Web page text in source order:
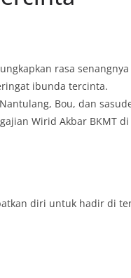
rasa
ibunda tercinta.
Bou, dan
Wirid Akbar BKMT
diri untuk hadir di